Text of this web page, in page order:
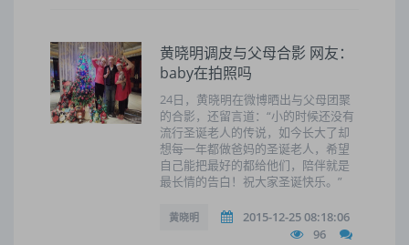
黄晓明调皮与父母合影 网友：
baby在拍照吗
24日，黄晓明在微博晒出与父母团聚
的合影，还留言道：“小的时候还没有
流行圣诞老人的传说，如今长大了却
想每一年都做爸妈的圣诞老人，希望
自己能把最好的都给他们，陪伴就是
最长情的告白！祝大家圣诞快乐。”
黄晓明
2015-12-25 08:18:06
96